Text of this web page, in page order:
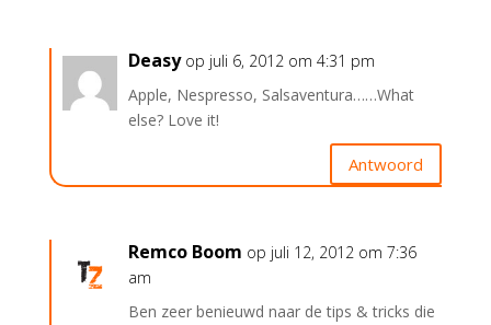
Deasy op juli 6, 2012 om 4:31 pm
Apple, Nespresso, Salsaventura……What
else? Love it!
Antwoord
Remco Boom op juli 12, 2012 om 7:36
am
Ben zeer benieuwd naar de tips & tricks die